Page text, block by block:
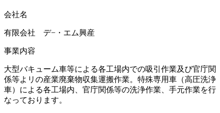
会社名
有限会社 デ−・エム興産
事業内容
大型バキューム車等による各工場内での吸引作業及び官庁関
係等よリの産業廃棄物収集運搬作業。特殊専用車（高圧洗浄
車）による各工場内、官庁関係等の洗浄作業、手元作業を行
なっております。